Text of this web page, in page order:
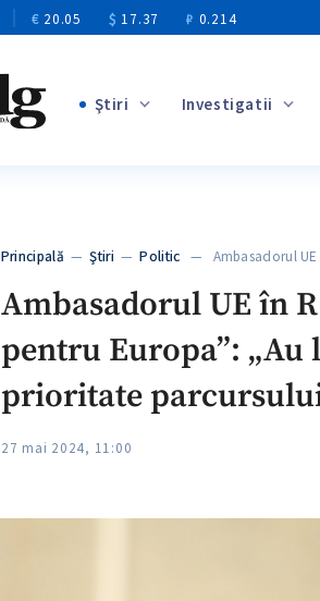
€ 20.05 $ 17.37 ₽ 0.214
Ştiri Investigatii
Principală —Ştiri —Politic — Ambasadorul
Ambasadorul UE în
pentru Europa”:
prioritate
27 mai 2024, 11:00